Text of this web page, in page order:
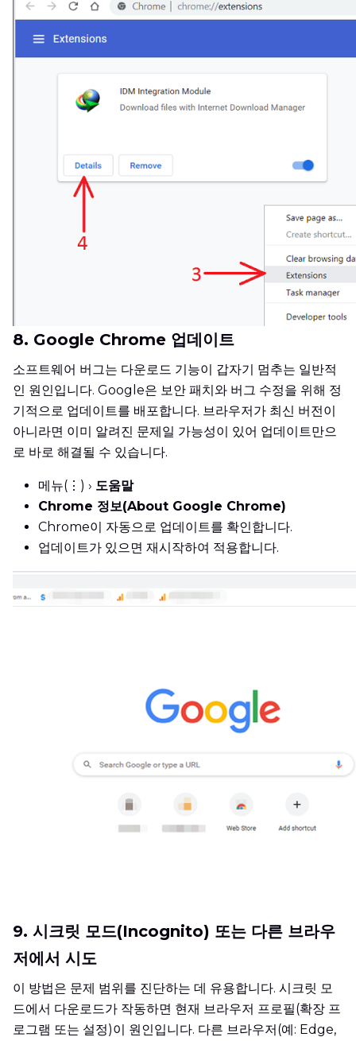
8. Google Chrome 업데이트
소프트웨어 버그는 다운로드 기능이 갑자기 멈추는 일반적
인 원인입니다. Google은 보안 패치와 버그 수정을 위해 정
기적으로 업데이트를 배포합니다. 브라우저가 최신 버전이
아니라면 이미 알려진 문제일 가능성이 있어 업데이트만으
로 바로 해결될 수 있습니다.
메뉴(⋮) › 도움말
Chrome 정보(About Google Chrome)
Chrome이 자동으로 업데이트를 확인합니다.
업데이트가 있으면 재시작하여 적용합니다.
9. 시크릿 모드(Incognito) 또는 다른 브라우
저에서 시도
이 방법은 문제 범위를 진단하는 데 유용합니다. 시크릿 모
드에서 다운로드가 작동하면 현재 브라우저 프로필(확장 프
로그램 또는 설정)이 원인입니다. 다른 브라우저(예: Edge,